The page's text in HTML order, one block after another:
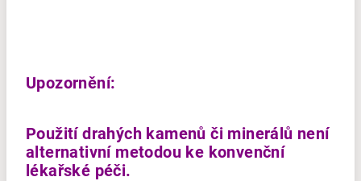
Upozornění:
Použití drahých kamenů či minerálů není
alternativní metodou ke konvenční
lékařské péči.